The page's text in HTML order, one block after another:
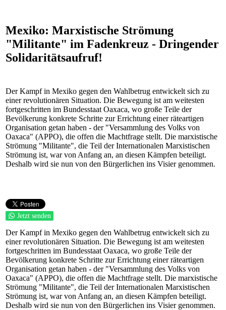
Mexiko: Marxistische Strömung
"Militante" im Fadenkreuz - Dringender
Solidaritätsaufruf!
Der Kampf in Mexiko gegen den Wahlbetrug entwickelt sich zu
einer revolutionären Situation. Die Bewegung ist am weitesten
fortgeschritten im Bundesstaat Oaxaca, wo große Teile der
Bevölkerung konkrete Schritte zur Errichtung einer räteartigen
Organisation getan haben - der "Versammlung des Volks von
Oaxaca" (APPO), die offen die Machtfrage stellt. Die marxistische
Strömung "Militante", die Teil der Internationalen Marxistischen
Strömung ist, war von Anfang an, an diesen Kämpfen beteiligt.
Deshalb wird sie nun von den Bürgerlichen ins Visier genommen.
Jetzt senden
Der Kampf in Mexiko gegen den Wahlbetrug entwickelt sich zu
einer revolutionären Situation. Die Bewegung ist am weitesten
fortgeschritten im Bundesstaat Oaxaca, wo große Teile der
Bevölkerung konkrete Schritte zur Errichtung einer räteartigen
Organisation getan haben - der "Versammlung des Volks von
Oaxaca" (APPO), die offen die Machtfrage stellt. Die marxistische
Strömung "Militante", die Teil der Internationalen Marxistischen
Strömung ist, war von Anfang an, an diesen Kämpfen beteiligt.
Deshalb wird sie nun von den Bürgerlichen ins Visier genommen.